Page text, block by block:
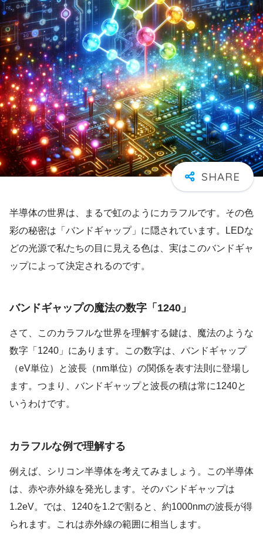
半導体の世界は、まるで虹のようにカラフルです。その色
彩の秘密は「バンドギャップ」に隠されています。LEDな
どの光源で私たちの目に見える色は、実はこのバンドギャ
ップによって決定されるのです。
バンドギャップの魔法の数字「1240」
さて、このカラフルな世界を理解する鍵は、魔法のような
数字「1240」にあります。この数字は、バンドギャップ
（eV単位）と波長（nm単位）の関係を表す法則に登場し
ます。つまり、バンドギャップと波長の積は常に1240と
いうわけです。
カラフルな例で理解する
例えば、シリコン半導体を考えてみましょう。この半導体
は、赤や赤外線を発光します。そのバンドギャップは
1.2eV。では、1240を1.2で割ると、約1000nmの波長が得
られます。これは赤外線の範囲に相当します。